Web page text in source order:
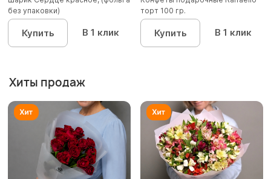
без упаковки)
Купить В 1 клик
торт 100 гр.
Купить В 1 клик
Хиты продаж